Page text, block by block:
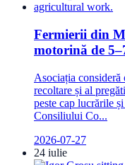
Fermierii din
motorină de
Asociația
recoltare și al
peste cap lucrările
Consiliului Co...
2026-07-27
24 iulie